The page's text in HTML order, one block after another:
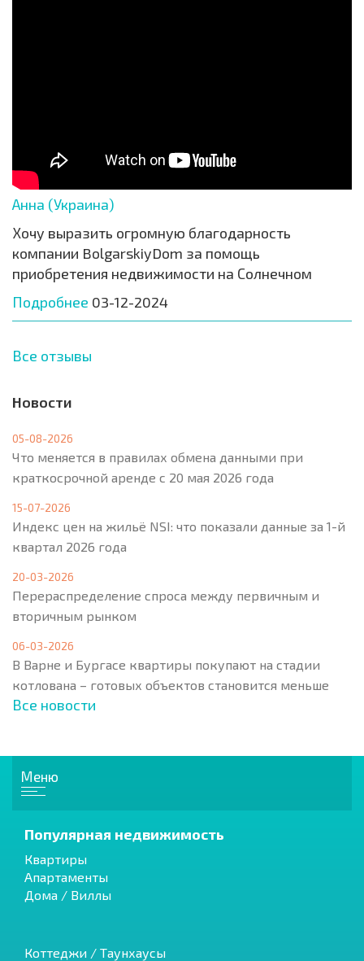
Анна (Украина)
Хочу выразить огромную благодарность
компании BolgarskiyDom за помощь
приобретения недвижимости на Солнечном
Подробнее 03-12-2024
Все отзывы
Новости
05-08-2026
Что меняется в правилах обмена данными при
краткосрочной аренде с 20 мая 2026 года
15-07-2026
Индекс цен на жильё NSI: что показали данные за 1-й
квартал 2026 года
20-03-2026
Перераспределение спроса между первичным и
вторичным рынком
06-03-2026
В Варне и Бургасе квартиры покупают на стадии
котлована – готовых объектов становится меньше
Все новости
Меню
Популярная недвижимость
Квартиры
Апартаменты
Дома / Виллы
Коттеджи / Таунхаусы